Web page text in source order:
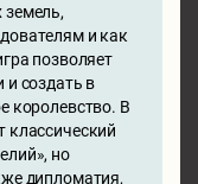
земель,
и как
позволяет
создать в
королевство. В
классический
но
дипломатия,